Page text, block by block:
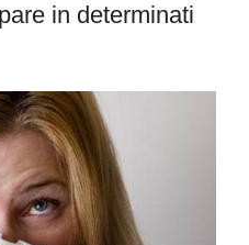
in determinati